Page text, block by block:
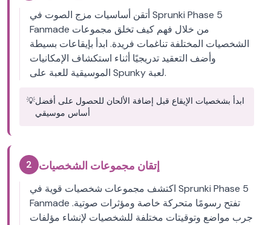
أتقن أساسيات مزج الصوت في Sprunki Phase 5
Fanmade من خلال فهم كيف تخلق مجموعات
الشخصيات المختلفة تناغمات فريدة. ابدأ بإيقاعات بسيطة
وأضف التعقيد تدريجيًا أثناء استكشاف الإمكانيات
الموسيقية للعبة على Spunky لعبة.
💡ابدأ بشخصيات الإيقاع قبل إضافة الألحان للحصول على أفضل
أساس موسيقي
2 إتقان مجموعات الشخصيات
اكتشف مجموعات شخصيات قوية في Sprunki Phase 5
Fanmade تفتح رسومًا متحركة خاصة ومؤثرات صوتية.
جرب مواضع وتوقيتات مختلفة للشخصيات لإنشاء مؤلفات